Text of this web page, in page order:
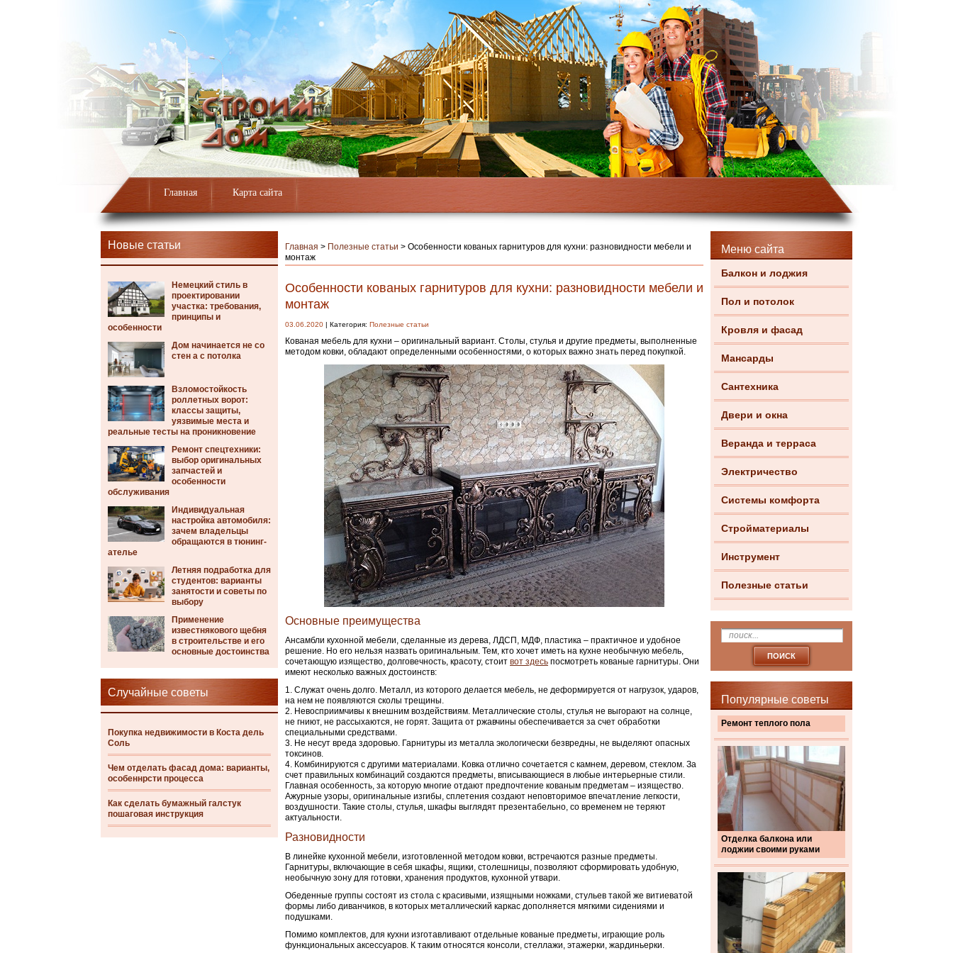
Главная Карта сайта
Новые статьи
Немецкий стиль в
проектировании
участка: требования,
принципы и
особенности
Дом начинается не со
стен а с потолка
Взломостойкость
роллетных ворот:
классы защиты,
уязвимые места и
реальные тесты на проникновение
Ремонт спецтехники:
выбор оригинальных
запчастей и
особенности
обслуживания
Индивидуальная
настройка автомобиля:
зачем владельцы
обращаются в тюнинг-
ателье
Летняя подработка для
студентов: варианты
занятости и советы по
выбору
Применение
известнякового щебня
в строительстве и его
основные достоинства
Случайные советы
Покупка недвижимости в Коста дель
Соль
Чем отделать фасад дома: варианты,
особеннрсти процесса
Как сделать бумажный галстук
пошаговая инструкция
Меню сайта
Балкон и лоджия
Пол и потолок
Кровля и фасад
Мансарды
Сантехника
Двери и окна
Веранда и терраса
Электричество
Системы комфорта
Стройматериалы
Инструмент
Полезные статьи
Популярные советы
Ремонт теплого пола
Отделка балкона или
лоджии своими руками
Главная > Полезные статьи > Особенности кованых гарнитуров для кухни: разновидности мебели и
монтаж
Особенности кованых гарнитуров для кухни: разновидности мебели и
монтаж
03.06.2020 | Категория: Полезные статьи
Кованая мебель для кухни – оригинальный вариант. Столы, стулья и другие предметы, выполненные
методом ковки, обладают определенными особенностями, о которых важно знать перед покупкой.
Основные преимущества
Ансамбли кухонной мебели, сделанные из дерева, ЛДСП, МДФ, пластика – практичное и удобное
решение. Но его нельзя назвать оригинальным. Тем, кто хочет иметь на кухне необычную мебель,
сочетающую изящество, долговечность, красоту, стоит вот здесь посмотреть кованые гарнитуры. Они
имеют несколько важных достоинств:
Служат очень долго. Металл, из которого делается мебель, не деформируется от нагрузок, ударов,
на нем не появляются сколы трещины.
Невосприимчивы к внешним воздействиям. Металлические столы, стулья не выгорают на солнце,
не гниют, не рассыхаются, не горят. Защита от ржавчины обеспечивается за счет обработки
специальными средствами.
Не несут вреда здоровью. Гарнитуры из металла экологически безвредны, не выделяют опасных
токсинов.
Комбинируются с другими материалами. Ковка отлично сочетается с камнем, деревом, стеклом. За
счет правильных комбинаций создаются предметы, вписывающиеся в любые интерьерные стили.
Главная особенность, за которую многие отдают предпочтение кованым предметам – изящество.
Ажурные узоры, оригинальные изгибы, сплетения создают неповторимое впечатление легкости,
воздушности. Такие столы, стулья, шкафы выглядят презентабельно, со временем не теряют
актуальности.
Разновидности
В линейке кухонной мебели, изготовленной методом ковки, встречаются разные предметы.
Гарнитуры, включающие в себя шкафы, ящики, столешницы, позволяют сформировать удобную,
необычную зону для готовки, хранения продуктов, кухонной утвари.
Обеденные группы состоят из стола с красивыми, изящными ножками, стульев такой же витиеватой
формы либо диванчиков, в которых металлический каркас дополняется мягкими сидениями и
подушками.
Помимо комплектов, для кухни изготавливают отдельные кованые предметы, играющие роль
функциональных аксессуаров. К таким относятся консоли, стеллажи, этажерки, жардиньерки.